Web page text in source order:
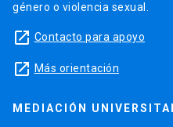
género o violencia sexual.
launch Contacto para apoyo
launch Más orientación
MEDIACIÓN